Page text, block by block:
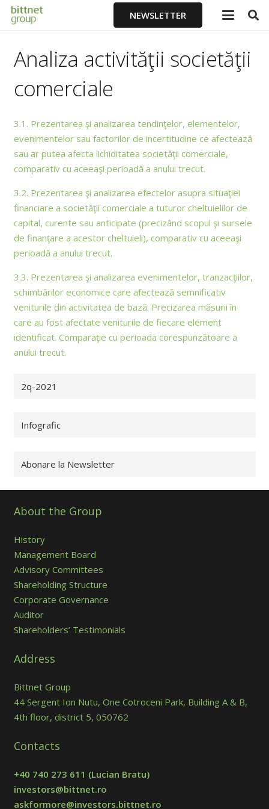
NEWSLETTER
Analiza activităţii societăţii
comerciale
3.1. Prezentarea şi analizarea tendinţelor, elementelor,
evenimentelor sau factorilor de incertitudine ce afectează
sau ar putea afecta lichiditatea societăţii comerciale,
comparativ cu aceeaşi perioadă a anului trecut.
3.2. Prezentarea şi analizarea efectelor asupra situaţiei
financiare a societăţii comerciale a tuturor cheltuielilor de
capital, curente sau anticipate (precizând scopul şi sursele
de finanţare a acestor cheltuieli), comparativ cu aceeaşi
perioadă a anului trecut.
3.3. Prezentarea şi analizarea evenimentelor, tranzacţiilor,
schimbărilor economice care afectează semnificativ
veniturile din activitatea de bază. Precizarea măsurii în
care au fost afectate veniturile de fiecare element
identificat. Comparaţie cu perioada corespunzătoare a
anului trecut.
2q-2021
Infografic
Abonare la Newsletter
About the Group
History
Management Board
Advisory Committees
Shareholding Structure
Corporate Governance
Auditor
Shareholders’ Testimonials
Address
Bittnet Group
44 Sergent Ion Nutu, One Cotroceni Park, Building A & B,
4th floor, district 5, 050762
Contacts
+40 740 273 611 (Lucian Bratu)
investors@bittnet.ro
askformore@investors.bittnet.ro